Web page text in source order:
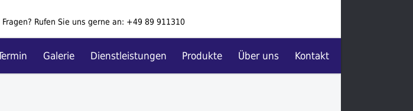
Fragen? Rufen Sie uns gerne an: +49 89 911310
Galerie Dienstleistungen Produkte Über uns Kontakt